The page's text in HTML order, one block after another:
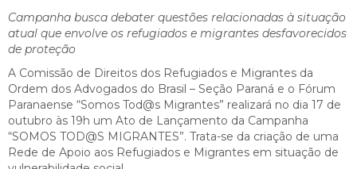
Campanha busca debater questões relacionadas à situação
atual que envolve os refugiados e migrantes desfavorecidos
de proteção
A Comissão de Direitos dos Refugiados e Migrantes da
Ordem dos Advogados do Brasil – Seção Paraná e o Fórum
Paranaense “Somos Tod@s Migrantes” realizará no dia 17 de
outubro às 19h um Ato de Lançamento da Campanha
“SOMOS TOD@S MIGRANTES”. Trata-se da criação de uma
Rede de Apoio aos Refugiados e Migrantes em situação de